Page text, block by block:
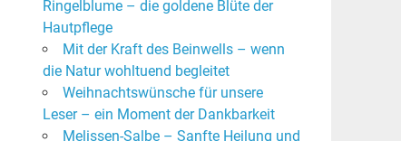
Ringelblume – die goldene Blüte der
Hautpflege
Mit der Kraft des Beinwells – wenn
die Natur wohltuend begleitet
Weihnachtswünsche für unsere
Leser – ein Moment der Dankbarkeit
Melissen-Salbe – Sanfte Heilung und